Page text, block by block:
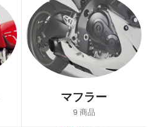
マフラー
9 商品